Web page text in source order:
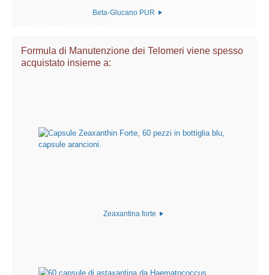
Beta-Glucano PUR
Formula di Manutenzione dei Telomeri viene spesso
acquistato insieme a:
Zeaxantina forte